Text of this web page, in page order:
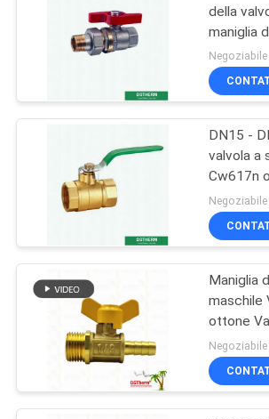
DEL
NORME
PRIVACY
Accessori per
PPR
Valvola a
sindacato del
doppio di PPR
della
maniglia
farfalla
valvola a
colori
DN15 -
valvola a
Cw617n
PN25
Maniglia
maschile
ottone
Valvola
sfera